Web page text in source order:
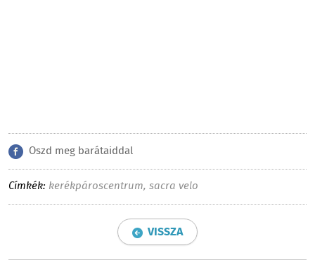
Oszd meg barátaiddal
Címkék: kerékpároscentrum, sacra velo
VISSZA